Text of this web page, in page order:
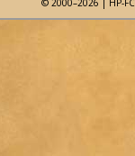
© 2000–2026 | HP-